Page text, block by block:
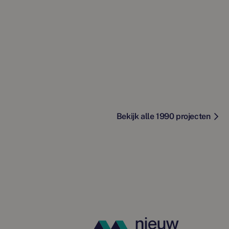
Bekijk alle 1990 projecten